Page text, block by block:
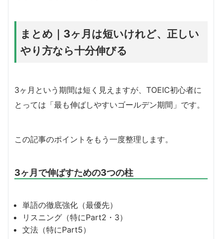
まとめ｜3ヶ月は短いけれど、正しい
やり方なら十分伸びる
3ヶ月という期間は短く見えますが、TOEIC初心者に
とっては「最も伸ばしやすいゴールデン期間」です。
この記事のポイントをもう一度整理します。
3ヶ月で伸ばすための3つの柱
単語の徹底強化（最優先）
リスニング（特にPart2・3）
文法（特にPart5）